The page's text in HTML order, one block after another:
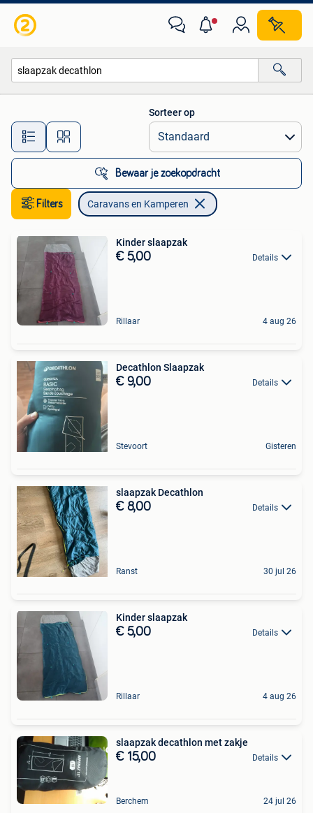
Alle afstanden…
Sorteer op
Bewaar je zoekopdracht
Filters Caravans en Kamperen
Kinder slaapzak
€ 5,00 Details
Rillaar 4 aug 26
Decathlon Slaapzak
€ 9,00 Details
Stevoort Gisteren
slaapzak Decathlon
€ 8,00 Details
Ranst 30 jul 26
Kinder slaapzak
€ 5,00 Details
Rillaar 4 aug 26
slaapzak decathlon met zakje
€ 15,00 Details
Berchem 24 jul 26